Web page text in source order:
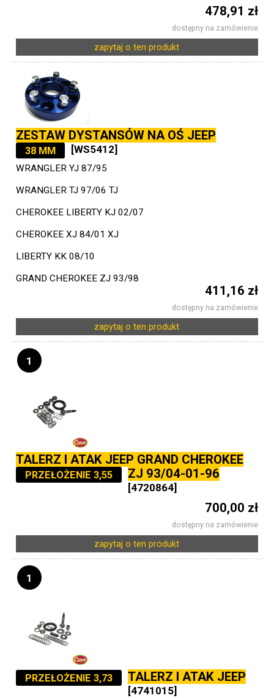
478,91 zł
dostępny na zamówienie
zapytaj o ten produkt
ZESTAW DYSTANSÓW NA OŚ JEEP
38 MM [WS5412]
WRANGLER YJ 87/95
WRANGLER TJ 97/06 TJ
CHEROKEE LIBERTY KJ 02/07
CHEROKEE XJ 84/01 XJ
LIBERTY KK 08/10
GRAND CHEROKEE ZJ 93/98
411,16 zł
dostępny na zamówienie
zapytaj o ten produkt
1
TALERZ I ATAK JEEP GRAND CHEROKEE
ZJ 93/04-01-96
PRZEŁOŻENIE 3,55
[4720864]
700,00 zł
dostępny na zamówienie
zapytaj o ten produkt
1
TALERZ I ATAK JEEP
PRZEŁOŻENIE 3,73
[4741015]